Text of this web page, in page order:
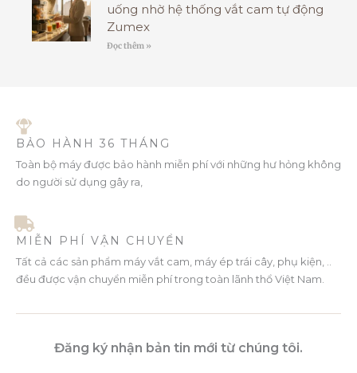
uống nhờ hệ thống vắt cam tự động
Zumex
Đọc thêm »
BẢO HÀNH 36 THÁNG
Toàn bộ máy được bảo hành miễn phí với những hư hỏng không
do người sử dụng gây ra,
MIỄN PHÍ VẬN CHUYỂN
Tất cả các sản phẩm máy vắt cam, máy ép trái cây, phụ kiện, ..
đều được vận chuyển miễn phí trong toàn lãnh thổ Việt Nam.
Đăng ký nhận bản tin mới từ chúng tôi.